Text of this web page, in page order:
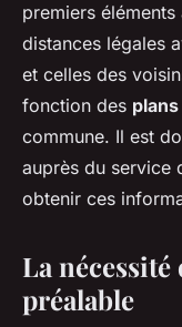
premiers
distances légales
et celles des
fonction des
commune. Il est
auprès du service
obtenir ces
La
préalable